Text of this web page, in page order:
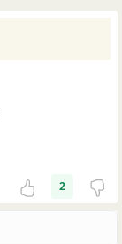
2